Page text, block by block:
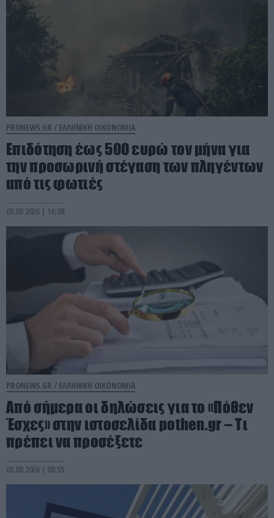
PRONEWS.GR / ΕΛΛΗΝΙΚΗ ΟΙΚΟΝΟΜΙΑ
Επιδότηση έως 500 ευρώ τον μήνα για
την προσωρινή στέγαση των πληγέντων
από τις φωτιές
03.08.2026 | 16:08
PRONEWS.GR / ΕΛΛΗΝΙΚΗ ΟΙΚΟΝΟΜΙΑ
Aπό σήμερα οι δηλώσεις για το «Πόθεν
Έσχες» στην ιστοσελίδα pothen.gr – Τι
πρέπει να προσέξετε
03.08.2026 | 08:55